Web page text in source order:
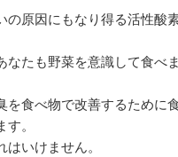
の原因にもなり得る活性酸
なたも野菜を意識して食べ
を食べ物で改善するために
。
はいけません。